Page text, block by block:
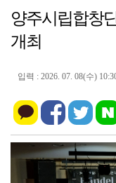
영암군, '혁신공감 특
장성군, 평생학습센
'영암군 가스판매협
양주시립합창
개최
입력 : 2026. 07. 08(수)